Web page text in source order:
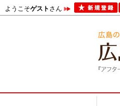
ようこそゲストさん